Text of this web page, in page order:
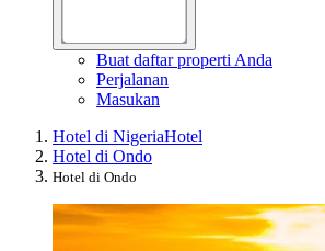
Buat daftar properti Anda
Perjalanan
Masukan
Hotel di NigeriaHotel
Hotel di Ondo
Hotel di Ondo